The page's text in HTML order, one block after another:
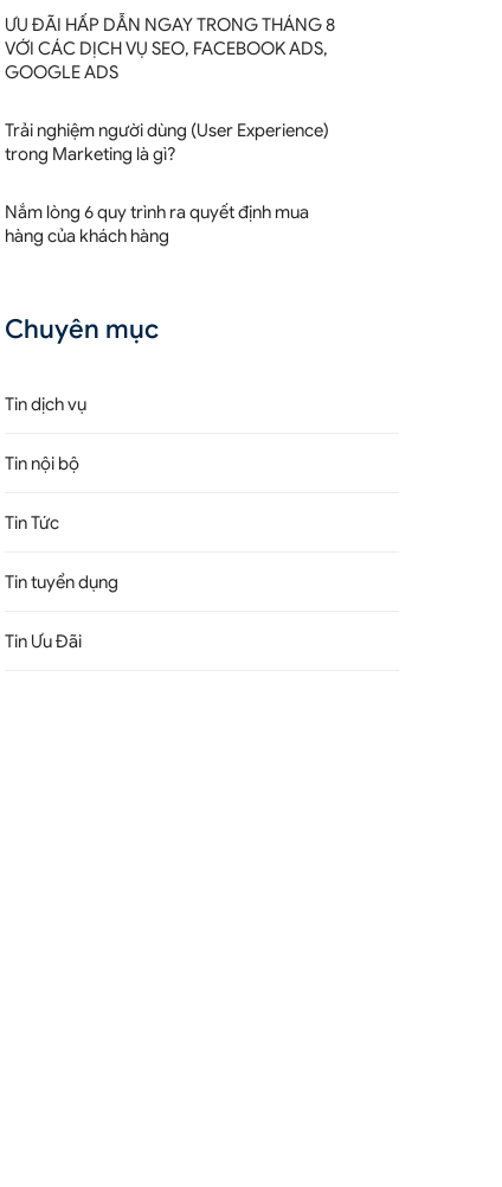
ƯU ĐÃI HẤP DẪN NGAY TRONG THÁNG 8
VỚI CÁC DỊCH VỤ SEO, FACEBOOK ADS,
GOOGLE ADS
Trải nghiệm người dùng (User Experience)
trong Marketing là gì?
Nắm lòng 6 quy trình ra quyết định mua
hàng của khách hàng
Chuyên mục
Tin dịch vụ
Tin nội bộ
Tin Tức
Tin tuyển dụng
Tin Ưu Đãi